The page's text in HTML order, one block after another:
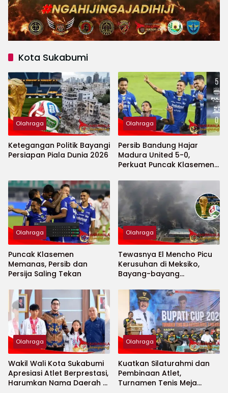
Kota Sukabumi
Olahraga
Ketegangan Politik Bayangi
Persiapan Piala Dunia 2026
Olahraga
Persib Bandung Hajar
Madura United 5-0,
Perkuat Puncak Klasemen
Olahraga
Puncak Klasemen
Memanas, Persib dan
Persija Saling Tekan
Olahraga
Tewasnya El Mencho Picu
Kerusuhan di Meksiko,
Bayang-bayang
2026 Menguat
Olahraga
Wakil Wali Kota Sukabumi
Apresiasi Atlet Berprestasi,
Harumkan Nama Daerah di
Olahraga
Kuatkan Silaturahmi dan
Pembinaan Atlet,
Turnamen Tenis Meja